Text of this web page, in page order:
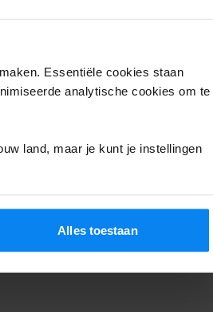
Essentiële cookies staan
analytische cookies om te
land, maar je kunt je instellingen
Alles toestaan